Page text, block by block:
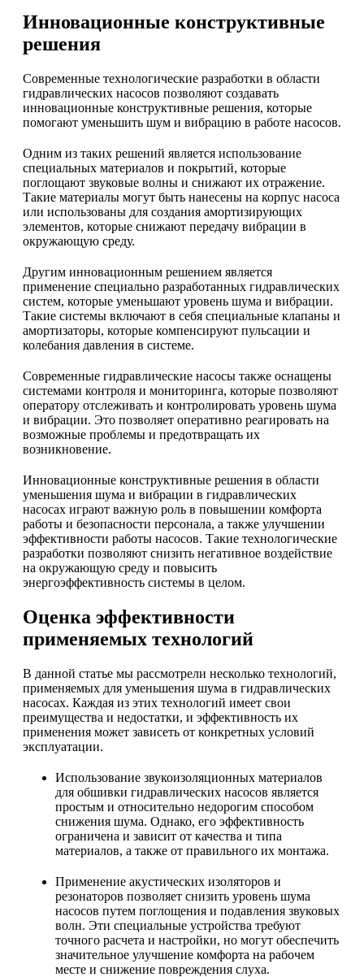
Инновационные конструктивные
решения
Современные технологические разработки в области
гидравлических насосов позволяют создавать
инновационные конструктивные решения, которые
помогают уменьшить шум и вибрацию в работе насосов.
Одним из таких решений является использование
специальных материалов и покрытий, которые
поглощают звуковые волны и снижают их отражение.
Такие материалы могут быть нанесены на корпус насоса
или использованы для создания амортизирующих
элементов, которые снижают передачу вибрации в
окружающую среду.
Другим инновационным решением является
применение специально разработанных гидравлических
систем, которые уменьшают уровень шума и вибрации.
Такие системы включают в себя специальные клапаны и
амортизаторы, которые компенсируют пульсации и
колебания давления в системе.
Современные гидравлические насосы также оснащены
системами контроля и мониторинга, которые позволяют
оператору отслеживать и контролировать уровень шума
и вибрации. Это позволяет оперативно реагировать на
возможные проблемы и предотвращать их
возникновение.
Инновационные конструктивные решения в области
уменьшения шума и вибрации в гидравлических
насосах играют важную роль в повышении комфорта
работы и безопасности персонала, а также улучшении
эффективности работы насосов. Такие технологические
разработки позволяют снизить негативное воздействие
на окружающую среду и повысить
энергоэффективность системы в целом.
Оценка эффективности
применяемых технологий
В данной статье мы рассмотрели несколько технологий,
применяемых для уменьшения шума в гидравлических
насосах. Каждая из этих технологий имеет свои
преимущества и недостатки, и эффективность их
применения может зависеть от конкретных условий
эксплуатации.
Использование звукоизоляционных материалов
для обшивки гидравлических насосов является
простым и относительно недорогим способом
снижения шума. Однако, его эффективность
ограничена и зависит от качества и типа
материалов, а также от правильного их монтажа.
Применение акустических изоляторов и
резонаторов позволяет снизить уровень шума
насосов путем поглощения и подавления звуковых
волн. Эти специальные устройства требуют
точного расчета и настройки, но могут обеспечить
значительное улучшение комфорта на рабочем
месте и снижение повреждения слуха.